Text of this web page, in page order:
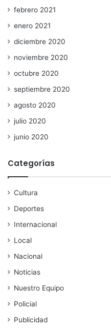
febrero 2021
enero 2021
diciembre 2020
noviembre 2020
octubre 2020
septiembre 2020
agosto 2020
julio 2020
junio 2020
Categorías
Cultura
Deportes
Internacional
Local
Nacional
Noticias
Nuestro Equipo
Policial
Publicidad